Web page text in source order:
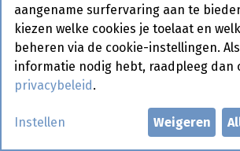
Corbeille / Karton
aangename surfervaring aan te
kiezen welke cookies je toelaat en
beheren via de cookie-instellingen.
informatie nodig hebt, raadpleeg dan
privacybeleid .
Instellen Weigeren